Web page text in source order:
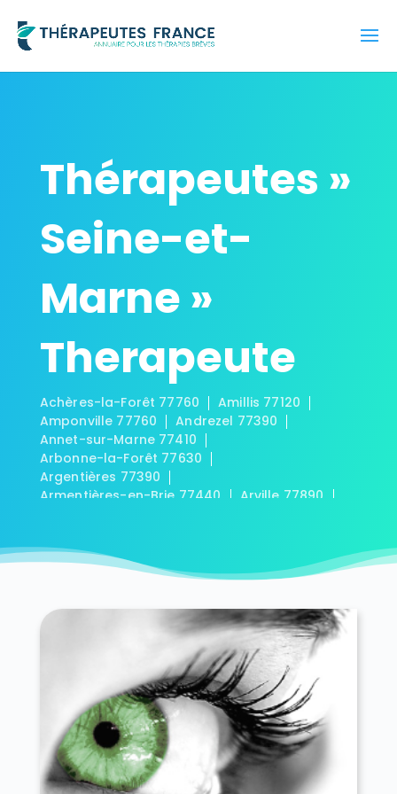
Thérapeutes »
Seine-et-
Marne »
Therapeute
Achères-la-Forêt 77760
Amillis 77120
Amponville 77760
Andrezel 77390
Annet-sur-Marne 77410
Arbonne-la-Forêt 77630
Argentières 77390
Armentières-en-Brie 77440
Arville 77890
Aulnoy 77120
Bagneaux-sur-Loing 77167
Bannost-Villegagnon 77970
Barbey 77130
Barbizon 77630
Barcy 77910
Bazoches-lès-Bray 77118
Beauchery-Saint-Martin 77560
Beaumont-du-Gâtinais 77890
Beautheil 77120
Beauvoir 77390
Bellot 77510
Bernay-Vilbert 77540
Beton-Bazoches 77320
Bezalles 77970
Blandy 77115
Blennes 77940
Boisdon 77970
Bois-le-Roi 77590